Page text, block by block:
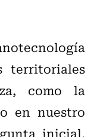
territoriales
como la
en nuestro
inicial,